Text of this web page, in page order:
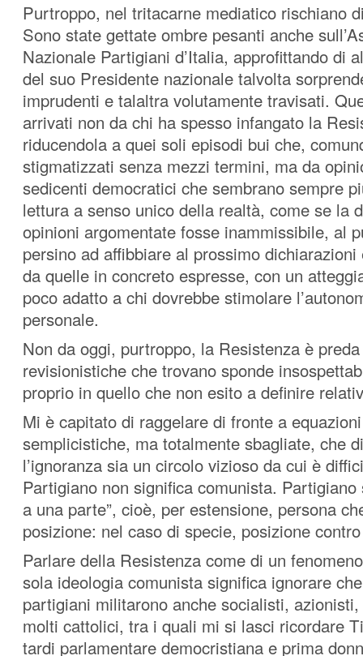
Purtroppo, nel tritacarne mediatico rischiano
Sono state gettate ombre pesanti anche
Nazionale Partigiani d’Italia, approfittando di
del suo Presidente nazionale talvolta
imprudenti e talaltra volutamente travisati.
arrivati non da chi ha spesso infangato la
riducendola a quei soli episodi bui che,
stigmatizzati senza mezzi termini, ma da
sedicenti democratici che sembrano sempre
lettura a senso unico della realtà, come se la
opinioni argomentate fosse inammissibile, al
persino ad affibbiare al prossimo
da quelle in concreto espresse, con un
poco adatto a chi dovrebbe stimolare
personale.
Non da oggi, purtroppo, la Resistenza è
revisionistiche che trovano sponde
proprio in quello che non esito a definire
Mi è capitato di raggelare di fronte a
semplicistiche, ma totalmente sbagliate, che
l’ignoranza sia un circolo vizioso da cui è
Partigiano non significa comunista. Partigiano
a una parte”, cioè, per estensione, persona
posizione: nel caso di specie, posizione
Parlare della Resistenza come di un
sola ideologia comunista significa ignorare
partigiani militarono anche socialisti,
molti cattolici, tra i quali mi si lasci ricordare
tardi parlamentare democristiana e prima